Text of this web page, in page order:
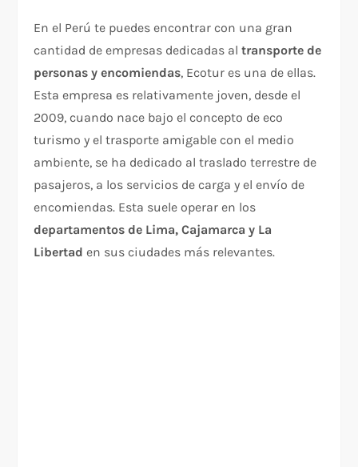
En el Perú te puedes encontrar con una gran
cantidad de empresas dedicadas altransporte de
personas y encomiendas, Ecotur es una de ellas.
Esta empresa es relativamente joven, desde el
2009, cuando nace bajo el concepto de eco
turismo y el trasporte amigable con el medio
ambiente, se ha dedicado al traslado terrestre de
pasajeros, a los servicios de carga y el envío de
encomiendas. Esta suele operar en los
departamentos de Lima, Cajamarca y La
Libertaden sus ciudades más relevantes.